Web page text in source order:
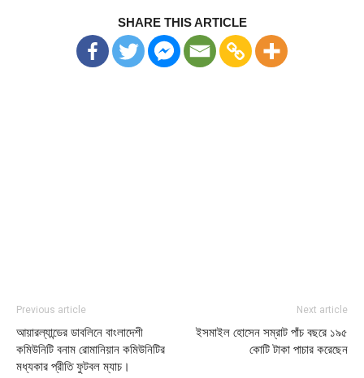
SHARE THIS ARTICLE
Previous article
আয়ারল্যান্ডের ডাবলিনে বাংলাদেশী
কমিউনিটি বনাম রোমানিয়ান কমিউনিটির
মধ্যকার প্রীতি ফুটবল ম্যাচ।
Next article
ইসমাইল হোসেন সম্রাট পাঁচ বছরে ১৯৫
কোটি টাকা পাচার করেছেন